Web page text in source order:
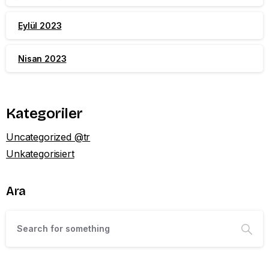
Eylül 2023
Nisan 2023
Kategoriler
Uncategorized @tr
Unkategorisiert
Ara